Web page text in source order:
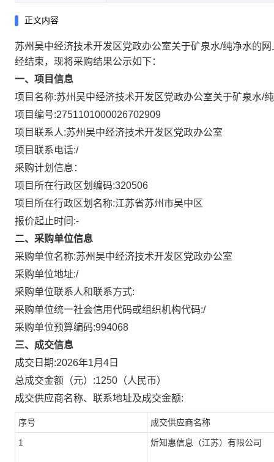
正文内容
苏州吴中经济技术开发区党政办公室关于矿泉水/纯净水的
经结束，现将采购结果公示如下：
一、项目信息
项目名称:苏州吴中经济技术开发区党政办公室关于矿泉水/
项目编号:2751101000026702909
项目联系人:苏州吴中经济技术开发区党政办公室
项目联系电话:/
采购计划信息：
项目所在行政区划编码:320506
项目所在行政区划名称:江苏省苏州市吴中区
报价起止时间:-
二、采购单位信息
采购单位名称:苏州吴中经济技术开发区党政办公室
采购单位地址:/
采购单位联系人和联系方式:
采购单位统一社会信用代码或组织机构代码:/
采购单位预算编码:994068
三、成交信息
成交日期:2026年1月4日
总成交金额（元）:1250 （人民币）
成交供应商名称、联系地址及成交金额:
序号 成交供应商名称
1 炘知惠信息（江苏）有限公司